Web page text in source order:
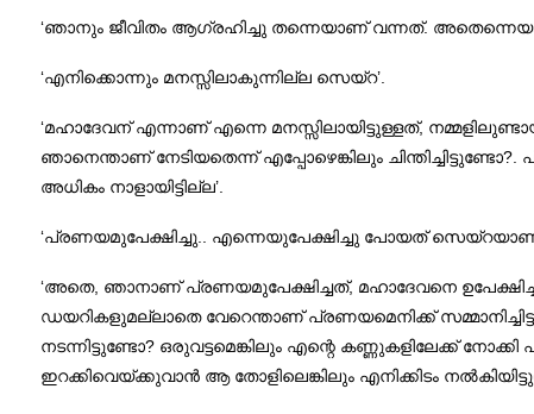
‘ഞാനും ജീവിതം ആഗ്രഹിച്ചു തന്നെയാണ് വന്നത്.
‘എനിക്കൊന്നും മനസ്സിലാകുന്നില്ല സെയ്‌റ’.
‘മഹാദേവന് എന്നാണ് എന്നെ മനസ്സിലായിട്ടുള്ളത്,
ഞാനെന്താണ് നേടിയതെന്ന് എപ്പോഴെങ്കിലും
അധികം നാളായിട്ടില്ല’.
‘പ്രണയമുപേക്ഷിച്ചു.. എന്നെയുപേക്ഷിച്ചു പോയത്
‘അതെ, ഞാനാണ് പ്രണയമുപേക്ഷിച്ചത്, മഹാദേവനെ
ഡയറികളുമല്ലാതെ വേറെന്താണ് പ്രണയമെനിക്ക്
നടന്നിട്ടുണ്ടോ? ഒരുവട്ടമെങ്കിലും എന്റെ കണ്ണുകളിലേക്ക്
ഇറക്കിവെയ്ക്കുവാൻ ആ തോളിലെങ്കിലും എനിക്കിടം